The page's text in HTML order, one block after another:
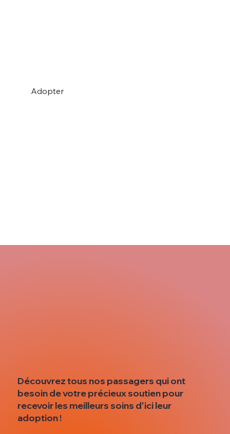
Adopter
Découvrez tous nos passagers qui ont
besoin de votre précieux soutien pour
recevoir les meilleurs soins d'ici leur
adoption !